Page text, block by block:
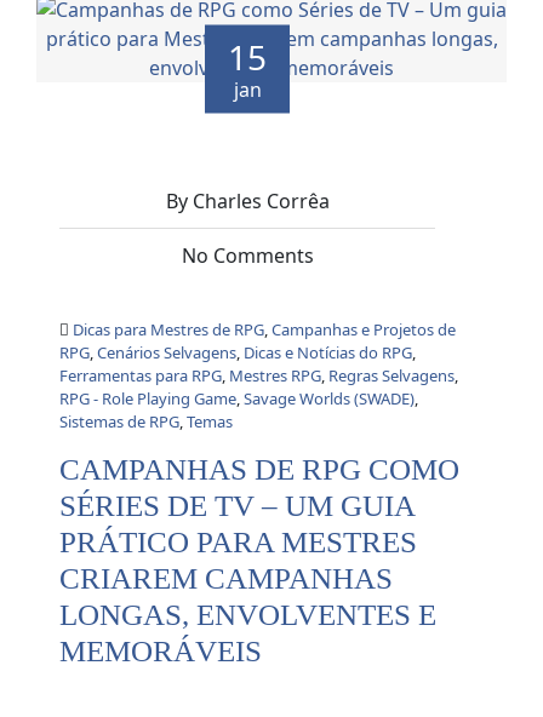
15
jan
By Charles Corrêa
No Comments
Dicas para Mestres de RPG,Campanhas e Projetos de
RPG,Cenários Selvagens, Dicas e Notícias do RPG,
Ferramentas para RPG, Mestres RPG, Regras Selvagens,
RPG - Role Playing Game,Savage Worlds (SWADE),
Sistemas de RPG,Temas
CAMPANHAS DE RPG COMO
SÉRIES DE TV – UM GUIA
PRÁTICO PARA MESTRES
CRIAREM CAMPANHAS
LONGAS, ENVOLVENTES E
MEMORÁVEIS